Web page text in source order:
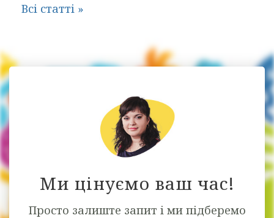
Всі статті »
Ми цінуємо ваш час!
Просто залиште запит і ми підберемо